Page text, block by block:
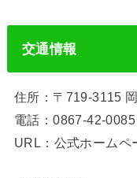
交通情報
住所：〒719-3115
電話：0867-42-0085
URL：公式ホームペ